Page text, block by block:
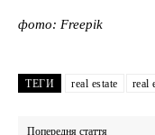
фото: Freepik
ТЕГИ real estate real
Попередня стаття